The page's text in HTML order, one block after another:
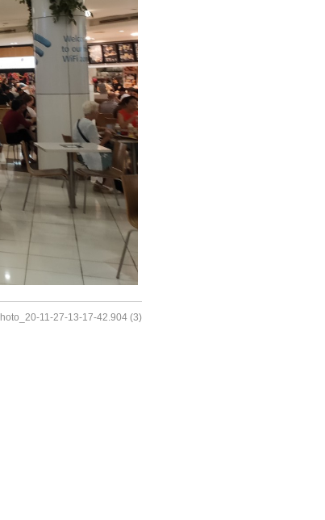
11-27-13-17-42.904 (3)